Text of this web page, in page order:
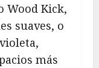
Wood Kick,
suaves, o
más